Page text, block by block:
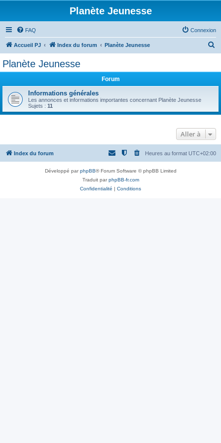
Planète Jeunesse
FAQ Connexion
Accueil PJ Index du forum Planète Jeunesse
c
e
r
Planète Jeunesse
Forum
Informations générales
Les annonces et informations importantes concernant Planète Jeunesse
Sujets : 11
Aller à
Index du forum Heures au format UTC+02:00
Développé parphpBB® Forum Software © phpBB Limited
Traduit parphpBB-fr.com
Confidentialité | Conditions